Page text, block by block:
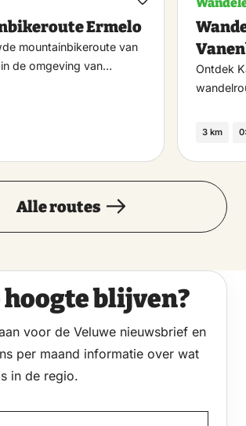
Ermelo
mountainbikeroute van
de omgeving van…
Maak
Ontdek
3 km
Alle routes
hoogte blijven?
voor de Veluwe nieuwsbrief en
per maand informatie over wat
in de regio.